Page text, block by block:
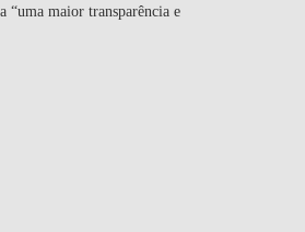
“uma maior transparência e